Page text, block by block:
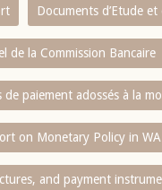
Documents d’Etude et
de la Commission Bancaire
paiement adossés à la
on Monetary Policy in
and payment